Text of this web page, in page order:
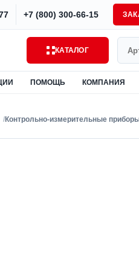
+7 (800) 300-66-15
КАТАЛОГ
ПОМОЩЬ КОМПАНИЯ
Контрольно-измерительные